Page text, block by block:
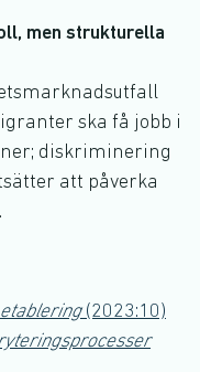
men strukturella
ska få jobb i
diskriminering
att påverka
(2023:10)